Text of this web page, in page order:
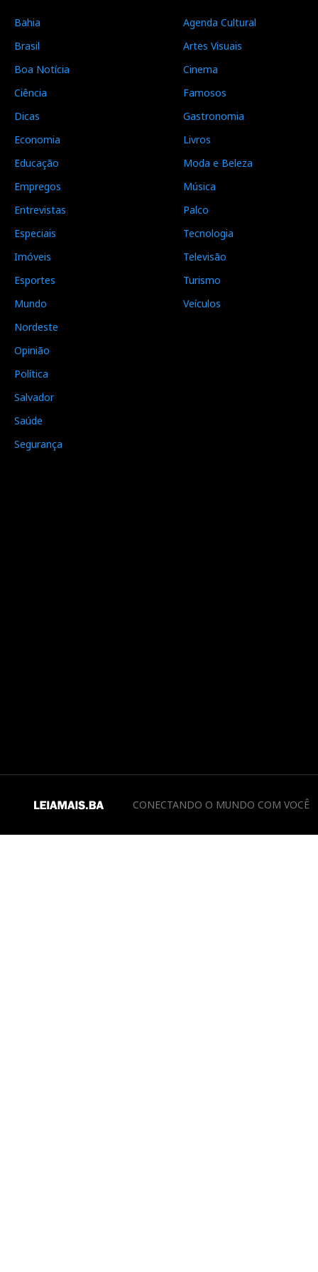
Bahia
Brasil
Boa Notícia
Ciência
Dicas
Economia
Educação
Empregos
Entrevistas
Especiais
Imóveis
Esportes
Mundo
Nordeste
Opinião
Política
Salvador
Saúde
Segurança
Agenda Cultural
Artes Visuais
Cinema
Famosos
Gastronomia
Livros
Moda e Beleza
Música
Palco
Tecnologia
Televisão
Turismo
Veículos
CONECTANDO O MUNDO COM VOCÊ